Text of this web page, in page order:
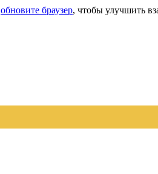
обновите браузер, чтобы улучшить